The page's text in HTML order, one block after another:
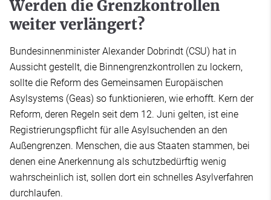
Werden die Grenzkontrollen
weiter verlängert?
Bundesinnenminister Alexander Dobrindt (CSU) hat in
Aussicht gestellt, die Binnengrenzkontrollen zu lockern,
sollte die Reform des Gemeinsamen Europäischen
Asylsystems (Geas) so funktionieren, wie erhofft. Kern der
Reform, deren Regeln seit dem 12. Juni gelten, ist eine
Registrierungspflicht für alle Asylsuchenden an den
Außengrenzen. Menschen, die aus Staaten stammen, bei
denen eine Anerkennung als schutzbedürftig wenig
wahrscheinlich ist, sollen dort ein schnelles Asylverfahren
durchlaufen.